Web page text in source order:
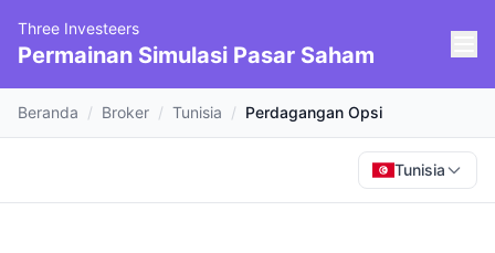
Three Investeers
Permainan Simulasi Pasar Saham
Beranda / Broker / Tunisia / Perdagangan Opsi
Tunisia